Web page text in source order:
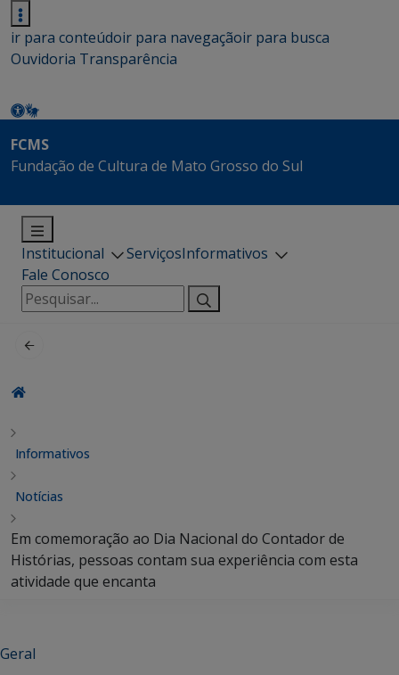
ir para conteúdoir para navegaçãoir para busca
Ouvidoria Transparência
FCMS
Fundação de Cultura de Mato Grosso do Sul
Institucional ServiçosInformativos
Fale Conosco
Pesquisar
por:
Informativos
Notícias
Em comemoração ao Dia Nacional do Contador de
Histórias, pessoas contam sua experiência com esta
atividade que encanta
Geral